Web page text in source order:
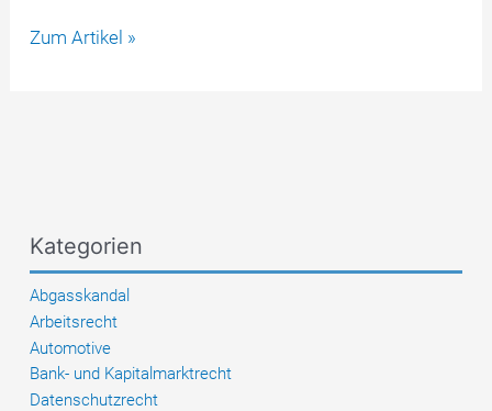
Warnung
auf
raisin-
festgeld.com
und
raisin-
finance.eu
Zum Artikel »
Kategorien
Abgasskandal
Arbeitsrecht
Automotive
Bank- und Kapitalmarktrecht
Datenschutzrecht